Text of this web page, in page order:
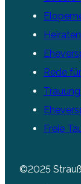
Rede
Freie
©2025